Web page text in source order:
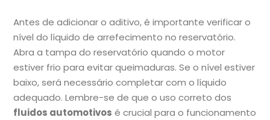
Antes de adicionar o aditivo, é importante verificar o
nível do líquido de arrefecimento no reservatório.
Abra a tampa do reservatório quando o motor
estiver frio para evitar queimaduras. Se o nível estiver
baixo, será necessário completar com o líquido
adequado. Lembre-se de que o uso correto dos
fluidos automotivos é crucial para o funcionamento